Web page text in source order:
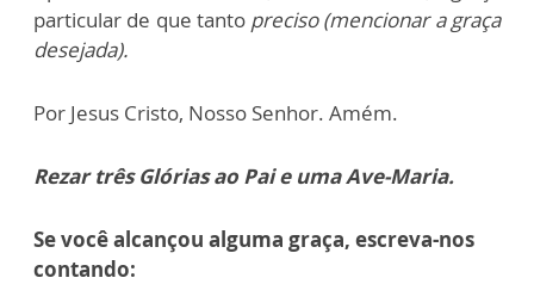
particular de que tanto preciso (mencionar a graça
desejada).
Por Jesus Cristo, Nosso Senhor. Amém.
Rezar três Glórias ao Pai e uma Ave-Maria.​
Se você alcançou alguma graça, escreva-nos
contando: